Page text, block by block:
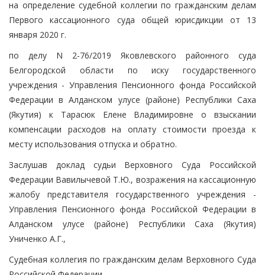
на определение судебной коллегии по гражданским делам
Первого кассационного суда общей юрисдикции от 13
января 2020 г.
по делу N 2-76/2019 Яковлевского районного суда
Белгородской области по иску государственного
учреждения - Управления Пенсионного фонда Российской
Федерации в Алданском улусе (районе) Республики Саха
(Якутия) к Тарасюк Елене Владимировне о взыскании
компенсации расходов на оплату стоимости проезда к
месту использования отпуска и обратно.
Заслушав доклад судьи Верховного Суда Российской
Федерации Вавилычевой Т.Ю., возражения на кассационную
жалобу представителя государственного учреждения -
Управления Пенсионного фонда Российской Федерации в
Алданском улусе (районе) Республики Саха (Якутия)
Униченко А.Г.,
Судебная коллегия по гражданским делам Верховного Суда